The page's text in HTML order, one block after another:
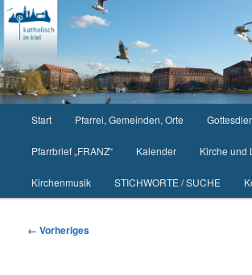
Zum
primären
Inhalt
springen
Start Pfarrei, Gemeinden, Orte
Pfarrbrief „FRANZ“ Kalender Kirche und
Kirchenmusik STICHWORTE / SUCHE
Bilder-
← Vorheriges